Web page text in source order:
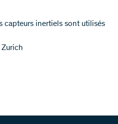
capteurs inertiels sont utilisés